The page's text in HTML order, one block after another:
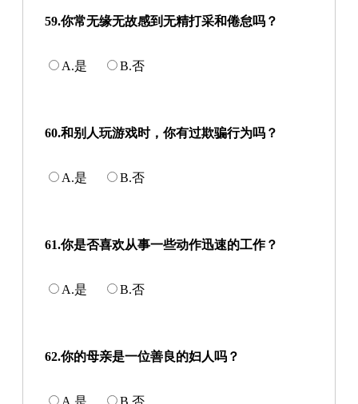
59.你常无缘无故感到无精打采和倦怠吗？
A.是 B.否
60.和别人玩游戏时，你有过欺骗行为吗？
A.是 B.否
61.你是否喜欢从事一些动作迅速的工作？
A.是 B.否
62.你的母亲是一位善良的妇人吗？
A.是 B.否